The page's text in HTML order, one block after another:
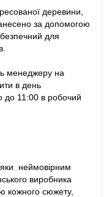
деревини,
за допомогою
для
менеджеру на
в день
11:00 в робочий
неймовірним
виробника
кожного сюжету,